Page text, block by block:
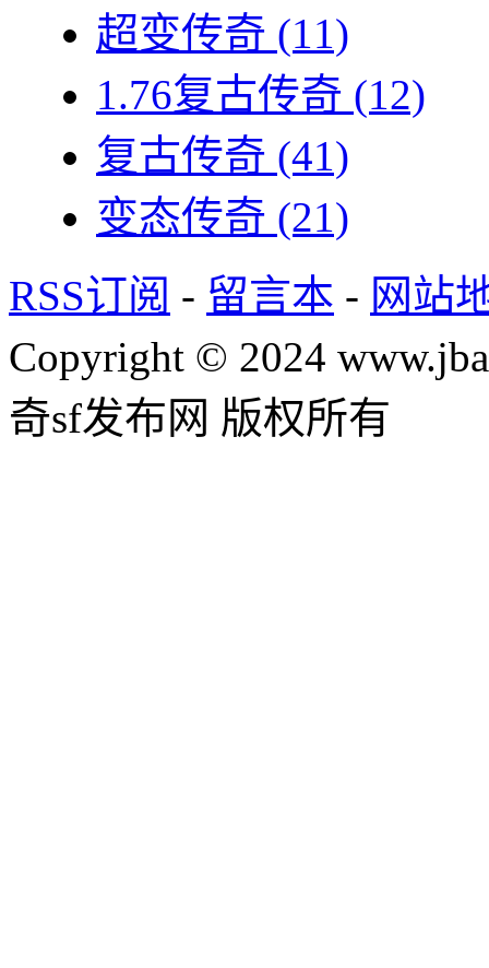
超变传奇 (11)
1.76复古传奇 (12)
复古传奇 (41)
变态传奇 (21)
RSS订阅 - 留言本 - 网站
Copyright © 2024
奇sf发布网 版权所有